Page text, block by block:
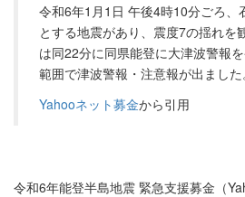
令和6年1月1日 午後4時10分ごろ、
とする地震があり、震度7の揺れを
は同22分に同県能登に大津波警報
範囲で津波警報・注意報が出ました。
Yahooネット募金から引用
令和6年能登半島地震 緊急支援募金（